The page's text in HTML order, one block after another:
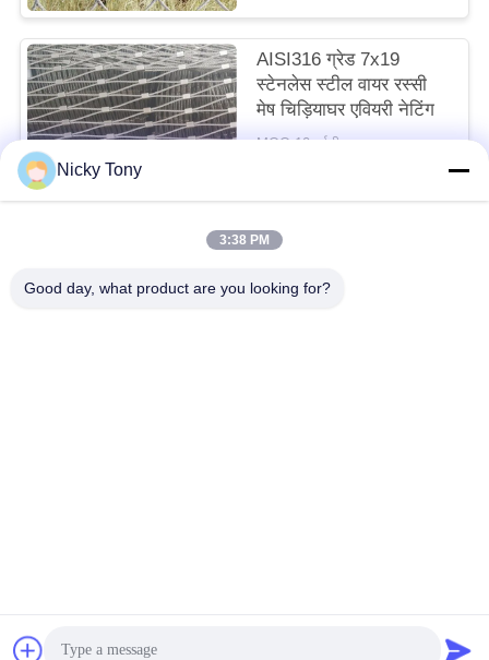
AISI316 ग्रेड 7x19
स्टेनलेस स्टील वायर रस्सी
मेष चिड़ियाघर एवियरी नेटिंग
MOQ:10 वर्गमीटर
लोकप्रिय श्रेणियां
Nicky Tony
3:38 PM
Good day, what product are you looking for?